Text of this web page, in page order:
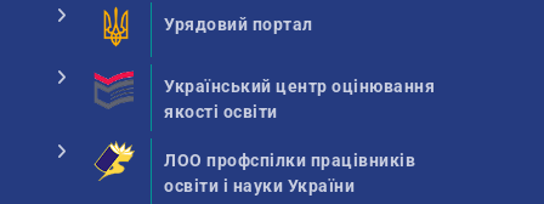
Урядовий портал
Український центр оцінювання
якості освіти
ЛОО профспілки працівників
освіти і науки України